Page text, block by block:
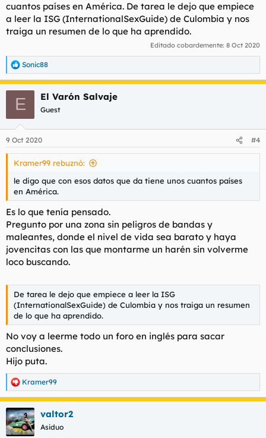
cuantos países en América. De tarea le dejo que empiece
a leer la ISG (InternationalSexGuide) de Culombia y nos
traiga un resumen de lo que ha aprendido.
Editado cobardemente: 8 Oct 2020
R
e
a
e
s
Sonic88
E El Varón Salvaje
Guest
9 Oct 2020 #4
Kramer99 rebuznó:
le digo que con esos datos que da tiene unos cuantos países
en América.
Es lo que tenía pensado.
Pregunto por una zona sin peligros de bandas y
maleantes, donde el nivel de vida sea barato y haya
jovencitas con las que montarme un harén sin volverme
loco buscando.
De tarea le dejo que empiece a leer la ISG
(InternationalSexGuide) de Culombia y nos traiga un resumen
de lo que ha aprendido.
No voy a leerme todo un foro en inglés para sacar
conclusiones.
Hijo puta.
R
e
a
c
c
i
Kramer99
valtor2
Asiduo